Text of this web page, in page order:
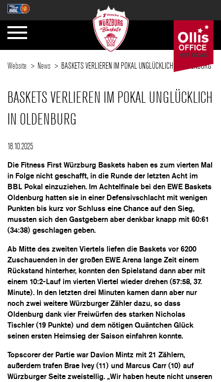
Website News BASKETS VERLIEREN IM POKAL UNGLÜCKLICH IN OLDENBURG
BASKETS VERLIEREN IM POKAL UNGLÜCKLICH
IN OLDENBURG
18.10.2025
Die Fitness First Würzburg Baskets haben es zum vierten Mal
in Folge nicht geschafft, in die Runde der letzten Acht im
BBL Pokal einzuziehen. Im Achtelfinale bei den EWE Baskets
Oldenburg hatten sie in einer Defensivschlacht mit wenigen
Punkten bis kurz vor Schluss eine Chance auf den Sieg,
mussten sich den Gastgebern aber denkbar knapp mit 60:61
(34:38) geschlagen geben.
Ab Mitte des zweiten Viertels liefen die Baskets vor 6200
Zuschauenden in der großen EWE Arena lange Zeit einem
Rückstand hinterher, konnten den Spielstand dann aber mit
einem 10:2-Lauf im vierten Viertel wieder drehen (57:58, 37.
Minute). In den letzten drei Minuten kamen dann aber nur
noch zwei weitere Würzburger Zähler dazu, so dass
Oldenburg dank vier Freiwürfen des starken Nicholas
Tischler (19 Punkte) und dem nötigen Quäntchen Glück
seinen ersten Heimsieg der Saison einfahren konnte.
Topscorer der Partie war Davion Mintz mit 21 Zählern,
außerdem trafen Brae Ivey (11) und Marcus Carr (10) auf
Würzburger Seite zweistellig. „Wir haben heute nicht unseren